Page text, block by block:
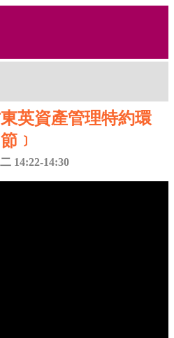
英資產管理特約環
節﹞
14:22-14:30